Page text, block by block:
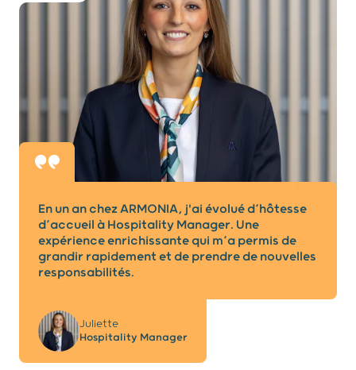
En un an chez ARMONIA, j'ai évolué d’hôtesse
d’accueil à Hospitality Manager. Une
expérience enrichissante qui m’a permis de
grandir rapidement et de prendre de nouvelles
responsabilités.
Juliette
Hospitality Manager